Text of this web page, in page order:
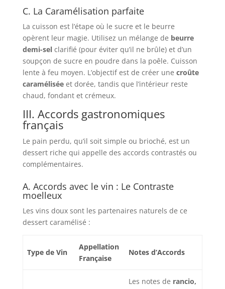
C. La Caramélisation parfaite
La cuisson est l’étape où le sucre et le beurre
opèrent leur magie. Utilisez un mélange de beurre
demi-selclarifié (pour éviter qu’il ne brûle) et d’un
soupçon de sucre en poudre dans la poêle. Cuisson
lente à feu moyen. L’objectif est de créer une croûte
caraméliséeet dorée, tandis que l’intérieur reste
chaud, fondant et crémeux.
III. Accords gastronomiques
français
Le pain perdu, qu’il soit simple ou brioché, est un
dessert riche qui appelle des accords contrastés ou
complémentaires.
A. Accords avec le vin : Le Contraste
moelleux
Les vins doux sont les partenaires naturels de ce
dessert caramélisé :
Type de Vin
Appellation
Française
Notes d’Accords
Les notes de rancio,